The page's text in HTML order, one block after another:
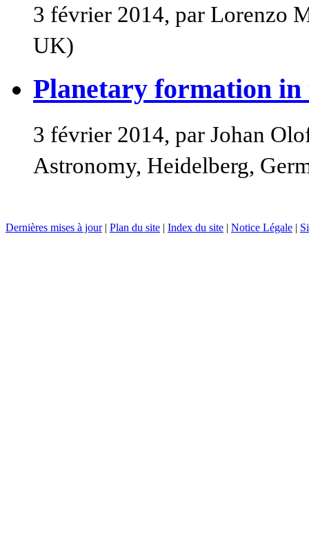
3 février 2014, par Lorenzo
UK)
Planetary formation
3 février 2014, par Johan
Astronomy, Heidelberg,
Dernières mises à jour| Plan du site Index du site Notice Légale